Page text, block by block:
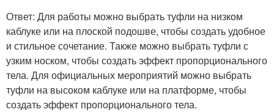
Ответ: Для работы можно выбрать туфли на низком
каблуке или на плоской подошве, чтобы создать удобное
и стильное сочетание. Также можно выбрать туфли с
узким носком, чтобы создать эффект пропорционального
тела. Для официальных мероприятий можно выбрать
туфли на высоком каблуке или на платформе, чтобы
создать эффект пропорционального тела.